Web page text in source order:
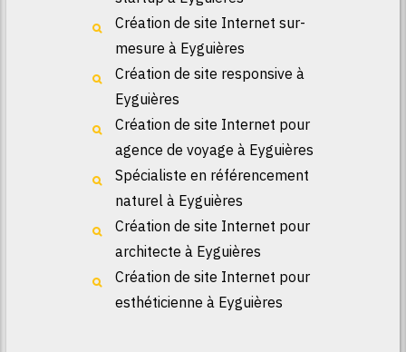
Création de site Internet sur-
mesure à Eyguières
Création de site responsive à
Eyguières
Création de site Internet pour
agence de voyage à Eyguières
Spécialiste en référencement
naturel à Eyguières
Création de site Internet pour
architecte à Eyguières
Création de site Internet pour
esthéticienne à Eyguières